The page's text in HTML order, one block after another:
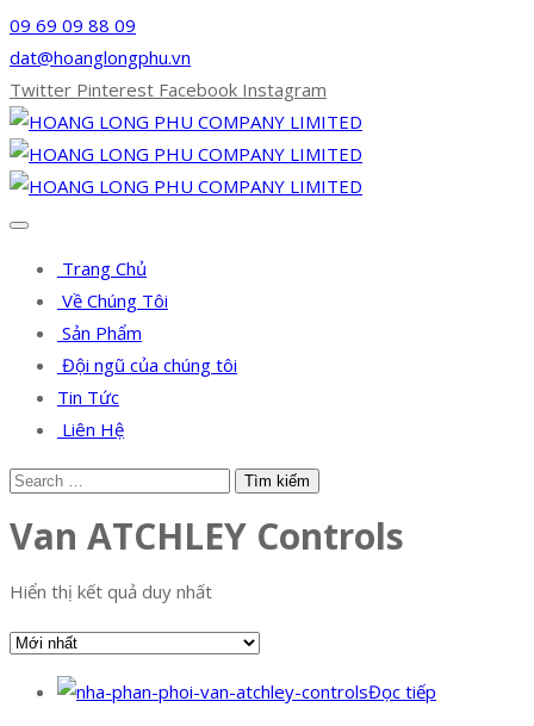
09 69 09 88 09
dat@hoanglongphu.vn
Twitter Pinterest Facebook Instagram
Trang Chủ
Về Chúng Tôi
Sản Phẩm
Đội ngũ của chúng tôi
Tin Tức
Liên Hệ
Van ATCHLEY Controls
Hiển thị kết quả duy nhất
Đọc tiếp